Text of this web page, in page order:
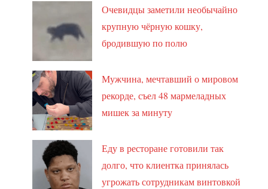
Очевидцы заметили необычайно
крупную чёрную кошку,
бродившую по полю
Мужчина, мечтавший о мировом
рекорде, съел 48 мармеладных
мишек за минуту
Еду в ресторане готовили так
долго, что клиентка принялась
угрожать сотрудникам винтовкой